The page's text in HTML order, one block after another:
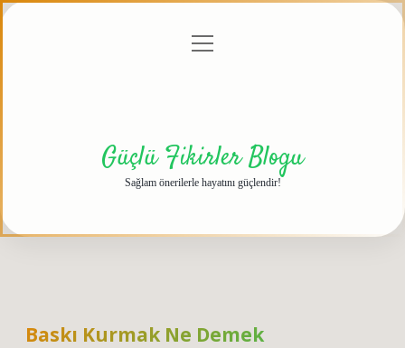
menüyü
Güçlü Fikirler Blogu
Sağlam önerilerle hayatını güçlendir!
Baskı Kurmak Ne Demek